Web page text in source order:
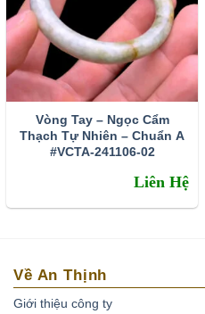
Ngừa các chứng bệnh về
cần đeoVòng thạch anh tóc
trường mạnh mẽ của đá
có năng lượng giúp chủ nhân
stress, mang tới giấc ngủ
mất ngủ, cùng theo đó thạch
bệnh về khí huyết, huyết áp
Tăng cường sự tập trung
Vòng Tay – Ngọc Cẩm
Thạch Tự Nhiên – Chuẩn A
#VCTA-241106-02
Liên Hệ
Về An Thịnh
Giới thiệu công ty